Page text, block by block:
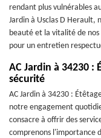
rendant plus vulnérables
Jardin à Usclas D Herault,
beauté et la vitalité de nos
pour un entretien
AC Jardin à 34230 :
sécurité
AC Jardin à 34230 :
notre engagement
consacre à offrir des
comprenons l'importance